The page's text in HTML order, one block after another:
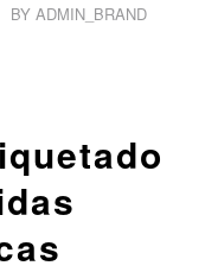
BYADMIN_BRAND